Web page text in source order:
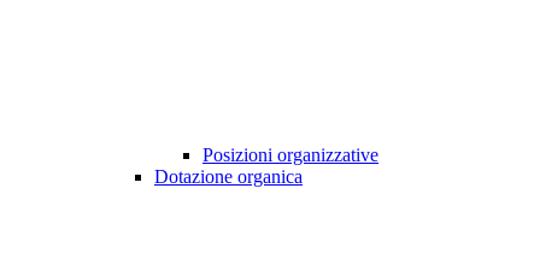
Posizioni organizzative
Dotazione organica